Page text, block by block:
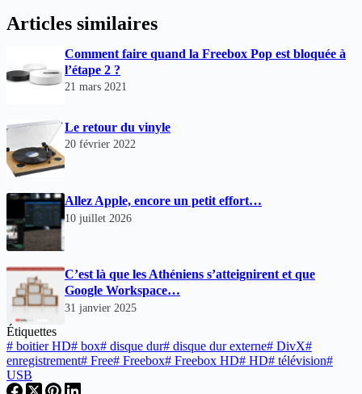
Articles similaires
Comment faire quand la Freebox Pop est bloquée à
l’étape 2 ?
21 mars 2021
Le retour du vinyle
20 février 2022
Allez Apple, encore un petit effort…
10 juillet 2026
C’est là que les Athéniens s’atteignirent et que
Google Workspace…
31 janvier 2025
Étiquettes
# boitier HD# box# disque dur# disque dur externe# DivX#
enregistrement# Free# Freebox# Freebox HD# HD# télévision#
USB